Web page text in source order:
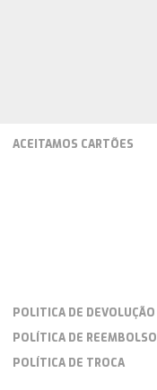
ACEITAMOS CARTÕES
POLITICA DE DEVOLUÇÃO
POLÍTICA DE REEMBOLSO
POLÍTICA DE TROCA